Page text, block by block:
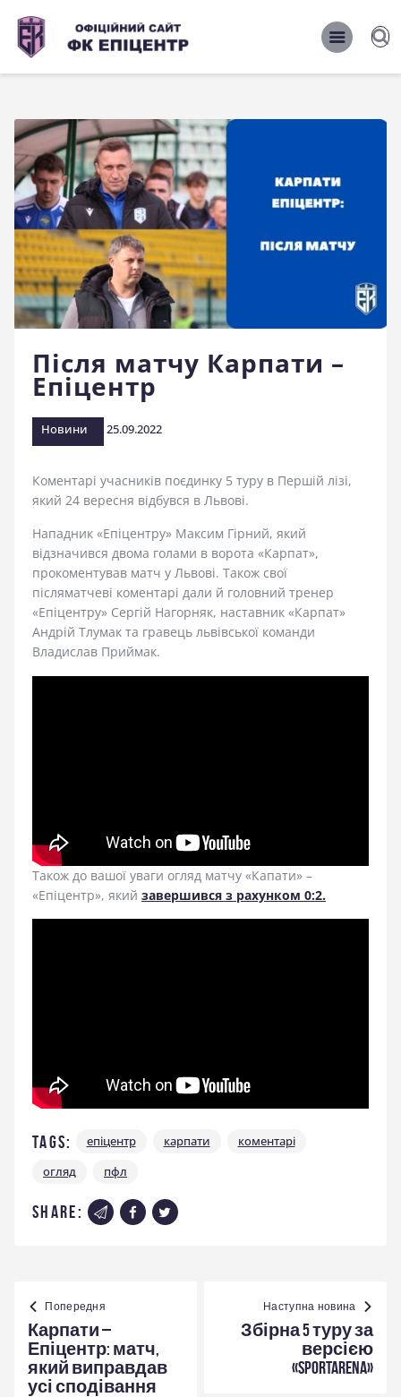
ОФІЦІЙНИЙ САЙТ ФК ЕПІЦЕНТР
ОФІЦІЙНИЙ САЙТ ФК ЕПІЦЕНТР
Головна
Новини
Команда
Матчі 2026/2027
Фото
Історія
Клуб
Фан-шоп
Правила поведінки на
стадіоні
Після матчу Карпати –
Епіцентр
Новини 25.09.2022
Коментарі учасників поєдинку 5 туру в Першій лізі,
який 24 вересня відбувся в Львові.
Нападник «Епіцентру» Максим Гірний, який
відзначився двома голами в ворота «Карпат»,
прокоментував матч у Львові. Також свої
післяматчеві коментарі дали й головний тренер
«Епіцентру» Сергій Нагорняк, наставник «Карпат»
Андрій Тлумак та гравець львівської команди
Владислав Приймак.
Також до вашої уваги огляд матчу «Капати» –
«Епіцентр», який завершився з рахунком 0:2.
Tags: епіцентр карпати
коментарі
огляд
пфл
share:
Навігація
записів
Попередня
Карпати –
Епіцентр: матч,
який виправдав
усі сподівання
Наступна новина
Збірна 5 туру за
версією
«Sportarena»